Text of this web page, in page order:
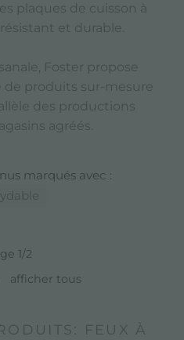
plaques de cuisson à
et durable.
Foster propose
produits sur-mesure
des productions
agréés.
marqués avec :
1/2
afficher tous
FEUX À